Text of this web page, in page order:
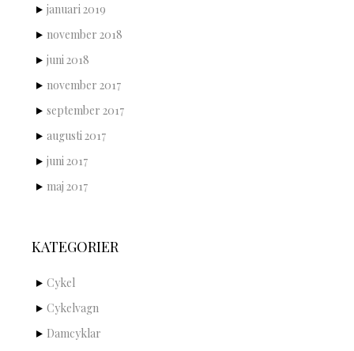
januari 2019
november 2018
juni 2018
november 2017
september 2017
augusti 2017
juni 2017
maj 2017
KATEGORIER
Cykel
Cykelvagn
Damcyklar